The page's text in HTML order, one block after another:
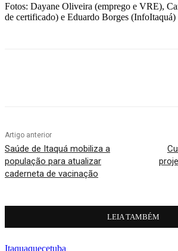
Fotos: Dayane Oliveira (emprego e VRE),
de certificado) e Eduardo Borges (InfoItaquá)
Artigo anterior
Saúde de Itaquá mobiliza a
população para atualizar
caderneta de vacinação
LEIA TAMBÉM
Itaquaquecetuba